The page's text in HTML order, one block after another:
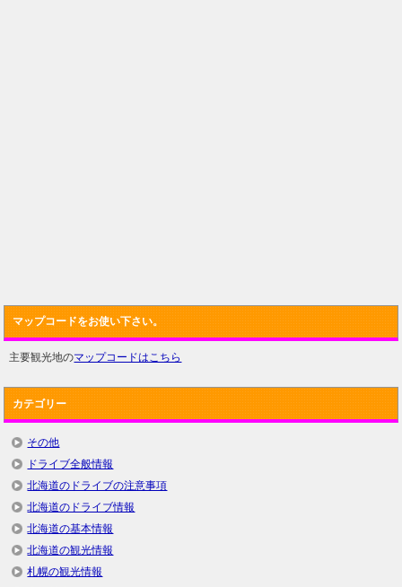
マップコードをお使い下さい。
主要観光地のマップコードはこちら
カテゴリー
その他
ドライブ全般情報
北海道のドライブの注意事項
北海道のドライブ情報
北海道の基本情報
北海道の観光情報
札幌の観光情報